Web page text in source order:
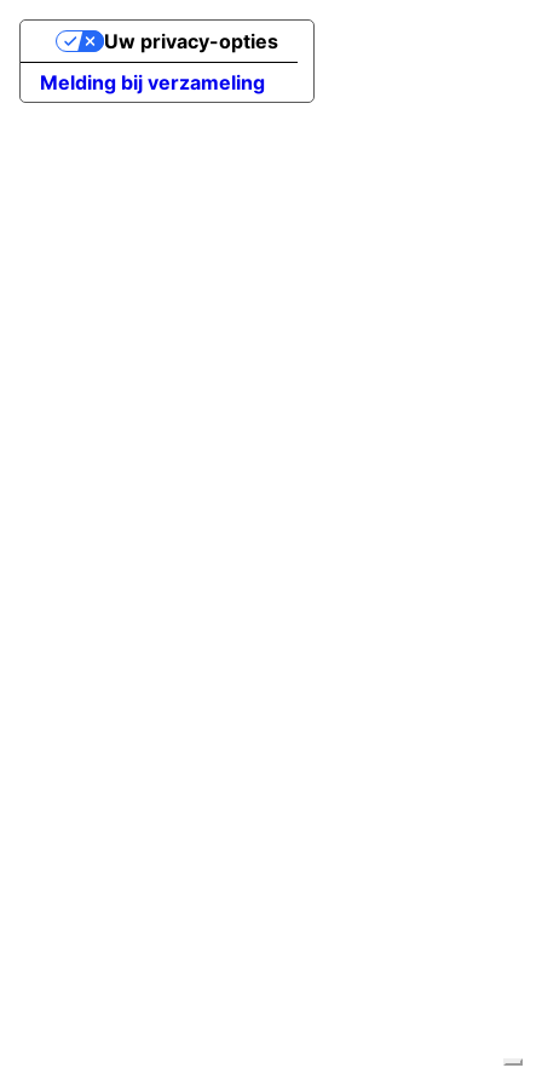
Melding bij verzameling
Uw privacy-opties